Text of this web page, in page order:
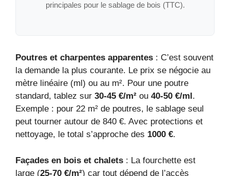
principales pour le sablage de bois (TTC).
Poutres et charpentes apparentes : C’est souvent
la demande la plus courante. Le prix se négocie au
mètre linéaire (ml) ou au m². Pour une poutre
standard, tablez sur 30-45 €/m² ou 40-50 €/ml.
Exemple : pour 22 m² de poutres, le sablage seul
peut tourner autour de 840 €. Avec protections et
nettoyage, le total s’approche des 1000 €.
Façades en bois et chalets : La fourchette est
large (25-70 €/m²) car tout dépend de l’accès